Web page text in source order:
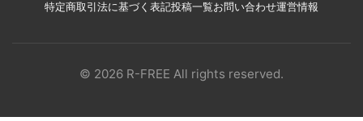
特定商取引法に基づく表記投稿一覧お問い合わせ運営情報
© 2026 R-FREE All rights reserved.